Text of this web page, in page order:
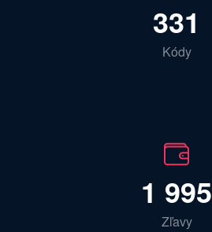
331
Kódy
1 995
Zľavy